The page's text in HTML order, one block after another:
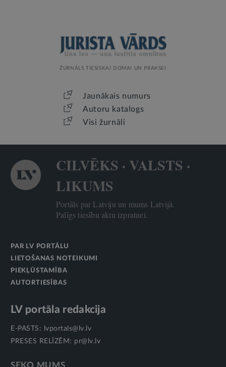
ŽURNĀLS TIESISKAI DOMAI UN PRAKSEI
Jaunākais numurs
Autoru katalogs
Visi žurnāli
CILVĒKS · VALSTS ·
LIKUMS
Portāls par Latviju un mums Latvijā.
Palīgs tiesību aktu izpratnei.
PAR LV PORTĀLU
LIETOŠANAS NOTEIKUMI
PIEKĻŪSTAMĪBA
AUTORTIESĪBAS
LV portāla redakcija
E-PASTS:
lvportals@lv.lv
PRESES RELĪZĒM: pr@lv.lv
SEKO MUMS